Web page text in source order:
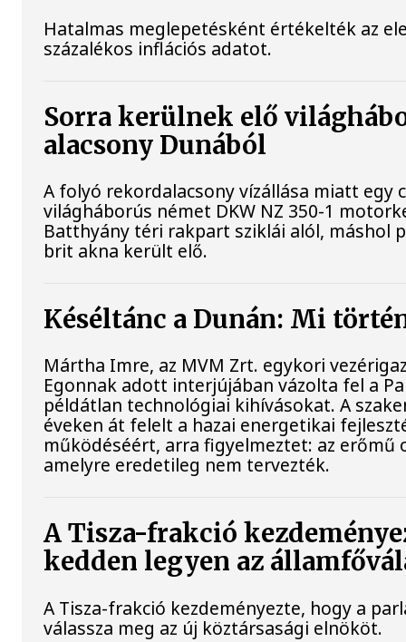
Hatalmas meglepetésként értékelték az
százalékos inflációs adatot.
Sorra kerülnek elő
alacsony Dunából
A folyó rekordalacsony vízállása miatt egy
világháborús német DKW NZ 350-1
Batthyány téri rakpart sziklái alól, máshol
brit akna került elő.
Késéltánc a Dunán: Mi
Mártha Imre, az MVM Zrt. egykori
Egonnak adott interjújában vázolta fel a
példátlan technológiai kihívásokat. A
éveken át felelt a hazai energetikai
működéséért, arra figyelmeztet: az erőmű
amelyre eredetileg nem tervezték.
A Tisza-frakció
kedden legyen az
A Tisza-frakció kezdeményezte, hogy a
válassza meg az új köztársasági elnököt.